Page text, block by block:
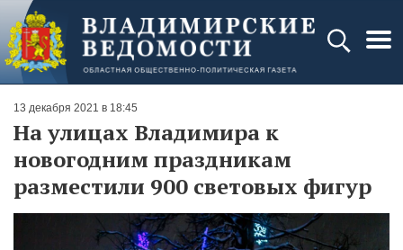
13 декабря 2021 в 18:45
На улицах Владимира к
новогодним праздникам
разместили 900 световых фигур